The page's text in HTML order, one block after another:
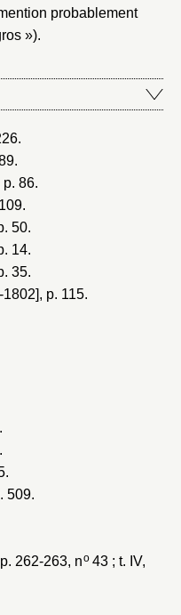
probablement
»).
p. 86.
50.
14.
35.
, p. 115.
509.
262-263, no43 ; t. IV,